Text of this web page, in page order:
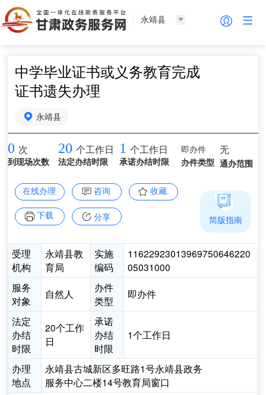
永靖县
中学毕业证书或义务教育完成
证书遗失办理
永靖县
0 次
到现场次数
20 个工作日
法定办结时限
1 个工作日
承诺办结时限
即办件
办件类型
无
通办范围
在线办理 咨询 收藏
下载 分享
受理
机构
永靖县教
育局
实施
编码
11622923013969750646220
05031000
服务
对象
自然人
办件
类型
即办件
法定
办结
时限
20个工作
日
承诺
办结
时限
1个工作日
办理
地点
永靖县古城新区多旺路1号永靖县政务
服务中心二楼14号教育局窗口
简版指南